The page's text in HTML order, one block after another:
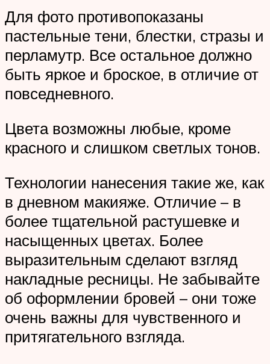
Для фото противопоказаны
пастельные тени, блестки, стразы и
перламутр. Все остальное должно
быть яркое и броское, в отличие от
повседневного.
Цвета возможны любые, кроме
красного и слишком светлых тонов.
Технологии нанесения такие же, как
в дневном макияже. Отличие – в
более тщательной растушевке и
насыщенных цветах. Более
выразительным сделают взгляд
накладные ресницы. Не забывайте
об оформлении бровей – они тоже
очень важны для чувственного и
притягательного взгляда.